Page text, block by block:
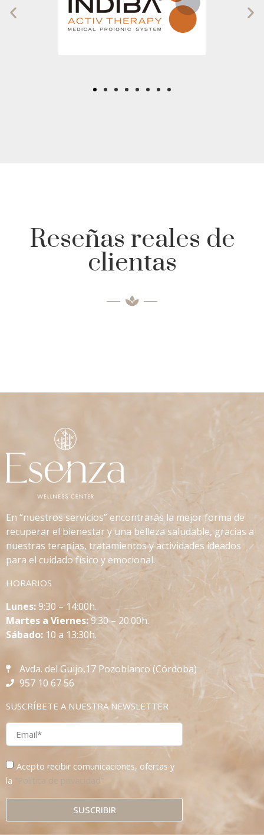
Reseñas reales de
clientas
En “nuestros servicios” encontrarás la mejor forma de
recuperar el bienestar y una belleza saludable, gracias a
nuestras terapias, tratamientos y actividades ideados
para el cuidado físico y emocional.
HORARIOS
Lunes:9:30 – 14:00h.
Martes a Viernes:9:30 – 20:00h.
Sábado: 10 a 13:30h.
Avda. del Guijo,17 Pozoblanco (Córdoba)
957 10 67 56
SUSCRÍBETE A NUESTRA NEWSLETTER
Acepto recibir comunicaciones, ofertas y
la
“Política de privacidad”
SUSCRIBIR